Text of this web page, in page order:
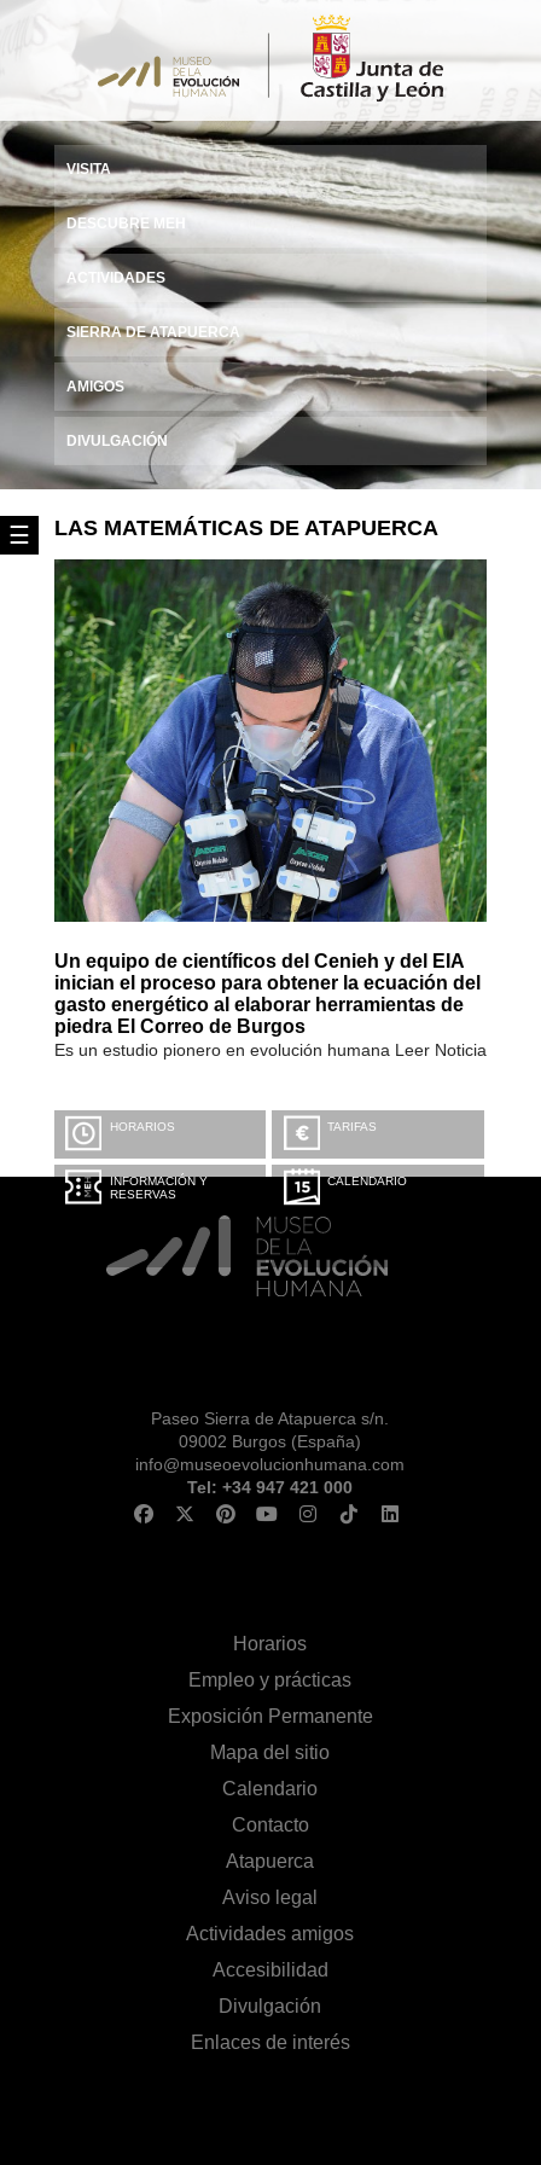
☰
VISITA
DESCUBRE MEH
ACTIVIDADES
SIERRA DE ATAPUERCA
AMIGOS
DIVULGACIÓN
LAS MATEMÁTICAS DE ATAPUERCA
Un equipo de científicos del Cenieh y del EIA
inician el proceso para obtener la ecuación del
gasto energético al elaborar herramientas de
piedra El Correo de Burgos
Es un estudio pionero en evolución humana Leer Noticia
HORARIOS TARIFAS
INFORMACIÓN Y
RESERVAS
CALENDARIO
Paseo Sierra de Atapuerca s/n.
09002 Burgos (España)
info@museoevolucionhumana.com
Tel: +34 947 421 000
Horarios
Empleo y prácticas
Exposición Permanente
Mapa del sitio
Calendario
Contacto
Atapuerca
Aviso legal
Actividades amigos
Accesibilidad
Divulgación
Enlaces de interés